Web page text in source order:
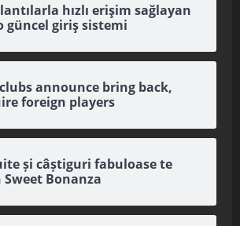
hızlı erişim sağlayan
güncel giriş sistemi
announce bring back,
foreign players
și câștiguri fabuloase te
Bonanza